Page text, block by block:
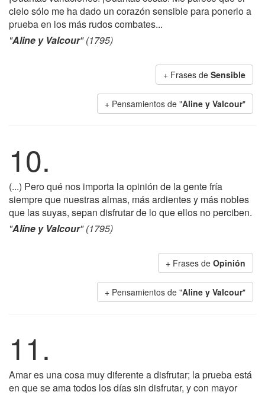
cielo sólo me ha dado un corazón sensible para ponerlo a
prueba en los más rudos combates...
"Aline y Valcour" (1795)
+ Frases de Sensible
+ Pensamientos de "Aline y Valcour"
10.
(...) Pero qué nos importa la opinión de la gente fría
siempre que nuestras almas, más ardientes y más nobles
que las suyas, sepan disfrutar de lo que ellos no perciben.
"Aline y Valcour" (1795)
+ Frases de Opinión
+ Pensamientos de "Aline y Valcour"
11.
Amar es una cosa muy diferente a disfrutar; la prueba está
en que se ama todos los días sin disfrutar, y con mayor